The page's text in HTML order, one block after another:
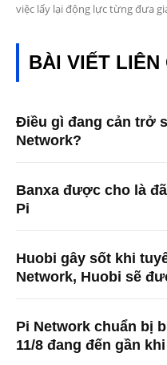
việc lấy lại động lực từng đưa
BÀI VIẾT LIÊN
Điều gì đang cản trở
Network?
Banxa được cho là
Pi
Huobi gây sốt khi
Network, Huobi sẽ
Pi Network chuẩn bị
11/8 đang đến gần